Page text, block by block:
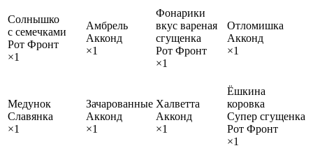
Солнышко
с семечками
Рот Фронт
×1
Амбрель
Акконд
×1
Фонарики
вкус вареная
сгущенка
Рот Фронт
×1
Отломишка
Акконд
×1
Медунок
Славянка
×1
Зачарованные
Акконд
×1
Халветта
Акконд
×1
Ёшкина
коровка
Супер сгущенка
Рот Фронт
×1